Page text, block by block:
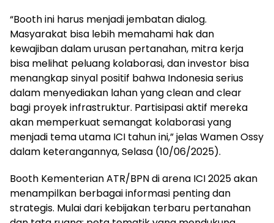
“Booth ini harus menjadi jembatan dialog.
Masyarakat bisa lebih memahami hak dan
kewajiban dalam urusan pertanahan, mitra kerja
bisa melihat peluang kolaborasi, dan investor bisa
menangkap sinyal positif bahwa Indonesia serius
dalam menyediakan lahan yang clean and clear
bagi proyek infrastruktur. Partisipasi aktif mereka
akan memperkuat semangat kolaborasi yang
menjadi tema utama ICI tahun ini,” jelas Wamen Ossy
dalam keterangannya, Selasa (10/06/2025).
Booth Kementerian ATR/BPN di arena ICI 2025 akan
menampilkan berbagai informasi penting dan
strategis. Mulai dari kebijakan terbaru pertanahan